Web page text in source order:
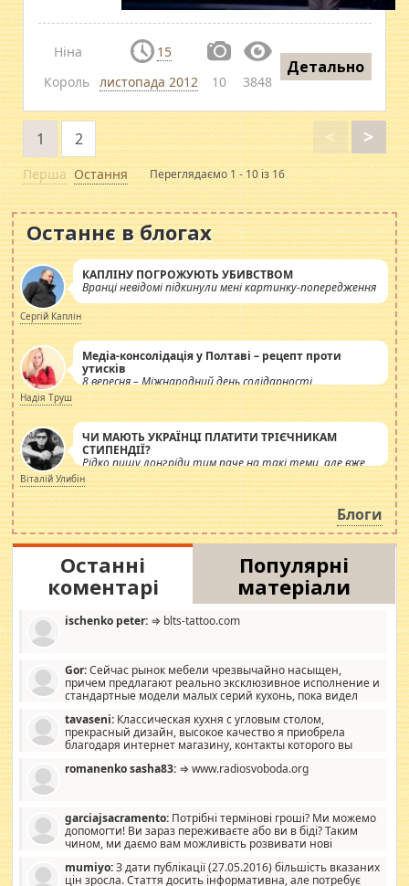
Ніна
Король
15
листопада 2012
10 3848
Детально
Перша
<
1 2 >
Остання Переглядаємо 1 - 10 із 16
Останнє в блогах
КАПЛІНУ ПОГРОЖУЮТЬ УБИВСТВОМ
Вранці невідомі підкинули мені картинку-попередження
Сергій Каплін
Медіа-консолідація у Полтаві – рецепт проти
утисків
8 вересня – Міжнародний день солідарності
журналістів.
Надія Труш
ЧИ МАЮТЬ УКРАЇНЦІ ПЛАТИТИ ТРІЄЧНИКАМ
СТИПЕНДІЇ?
Рідко пишу лонгріди тим паче на такі теми, але вже
просто дістало! Обурюють сьогоднішні інсенуації
навколо стипендіального питання. Штучно
роздувається ще одна соціальна катастрофа.
Віталій Улибін
Блоги
Останні
коментарі
Популярні
матеріали
ischenko peter: ⇒ blts-tattoo.com
Gor:Сейчас рынок мебели чрезвычайно насыщен,
причем предлагают реально эксклюзивное исполнение и
стандартные модели малых серий кухонь, пока видел
стандартные формы, в MebelOk, креативненько и что главное -
со вкусом все в порядке, без ненужных наворотов удорожающих
мебель, а это не последний фактор.
tavaseni: Классическая кухня с угловым столом,
прекрасный дизайн, высокое качество я приобрела
благодаря интернет магазину, контакты которого вы
romanenko sasha83: ⇒ www.radiosvoboda.org
garciajsacramento: Потрібні термінові гроші? Ми можемо
допомогти! Ви зараз переживаєте або ви в біді? Таким
чином, ми даємо вам можливість розвивати нові
допомагати людям, які намагаються дати їм шанс. Кожен
заслуговує на другий шанс, і, оскільки влада не зможе, вони
mumiyo:З дати публікації (27.05.2016) більшість вказаних
цін зросла. Стаття досить інформативна, але потребує